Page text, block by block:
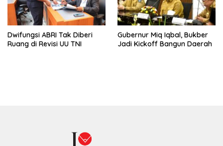
Dwifungsi ABRI Tak Diberi
Ruang di Revisi UU TNI
Gubernur Miq Iqbal, Bukber
Jadi Kickoff Bangun Daerah